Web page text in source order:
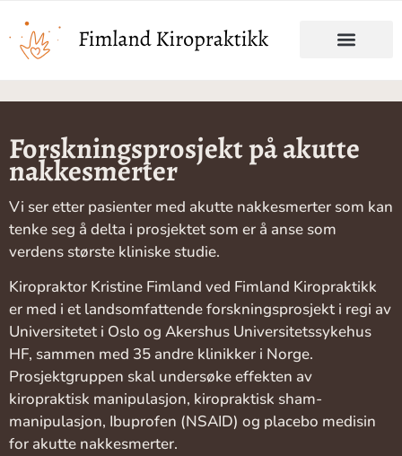
Forskningsprosjekt på akutte
nakkesmerter
Vi ser etter pasienter med akutte nakkesmerter som kan
tenke seg å delta i prosjektet som er å anse som
verdens største kliniske studie.
Kiropraktor Kristine Fimland ved Fimland Kiropraktikk
er med i et landsomfattende forskningsprosjekt i regi av
Universitetet i Oslo og Akershus Universitetssykehus
HF, sammen med 35 andre klinikker i Norge.
Prosjektgruppen skal undersøke effekten av
kiropraktisk manipulasjon, kiropraktisk sham-
manipulasjon, Ibuprofen (NSAID) og placebo medisin
for akutte nakkesmerter.